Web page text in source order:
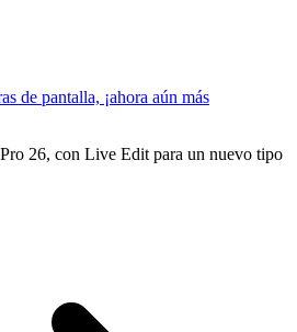
de pantalla, ¡ahora aún más
26, con Live Edit para un nuevo tipo